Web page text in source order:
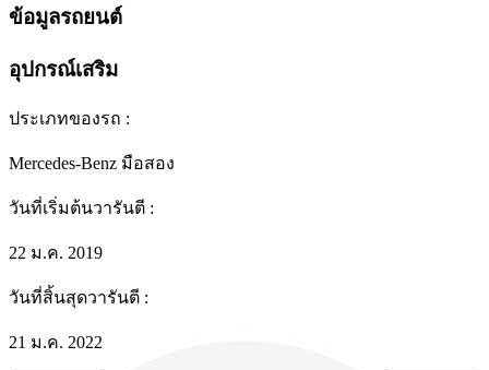
ข้อมูลรถยนต์
อุปกรณ์เสริม
ประเภทของรถ :
Mercedes-Benz มือสอง
วันที่เริ่มต้นวารันตี :
22 ม.ค. 2019
วันที่สิ้นสุดวารันตี :
21 ม.ค. 2022